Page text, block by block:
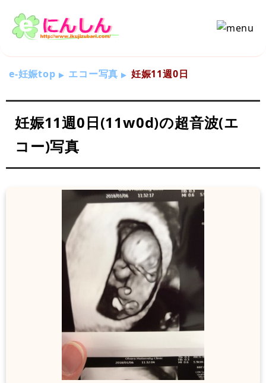
e-妊娠top エコー写真 妊娠11週0日
妊娠11週0日(11w0d)の超音波(エ
コー)写真